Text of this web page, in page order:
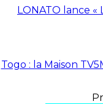
LONATO lance
Togo : la Maison